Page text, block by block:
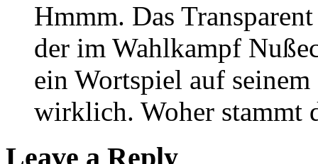
Hmmm. Das
der im Wahlkampf
ein Wortspiel auf
wirklich. Woher stammt
Leave a Reply